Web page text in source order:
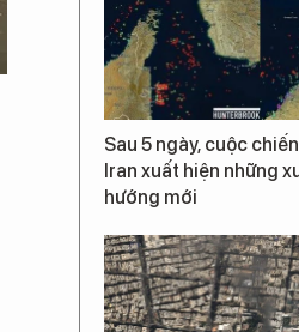
Sau 5 ngày, cuộc
Iran xuất hiện những
hướng mới